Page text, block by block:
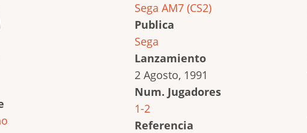
Sega AM7 (CS2)
Publica
Sega
Lanzamiento
2 Agosto, 1991
Num. Jugadores
1-2
Referencia